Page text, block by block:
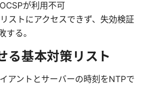
が利用不可
ストにアクセスできず、失効検証
する。
る基本対策リスト
アントとサーバーの時刻をNTPで